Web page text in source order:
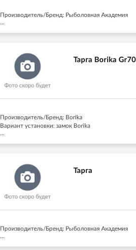
Производитель/Бренд: Рыболовная Академия
...
Тарга Borika
Производитель/Бренд: Borika
Вариант установки: замок Borika
...
Тарга
Производитель/Бренд: Рыболовная Академия
...